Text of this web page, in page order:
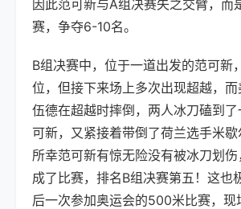
因此范可新与A组决赛失之交臂，而
赛，争夺6-10名。
B组决赛中，位于一道出发的范可新
位，但接下来场上多次出现超越，
伍德在超越时摔倒，两人冰刀磕到
可新，又紧接着带倒了荷兰选手米歇
所幸范可新有惊无险没有被冰刀划
成了比赛，排名B组决赛第五！这也
后一次参加奥运会的500米比赛，现